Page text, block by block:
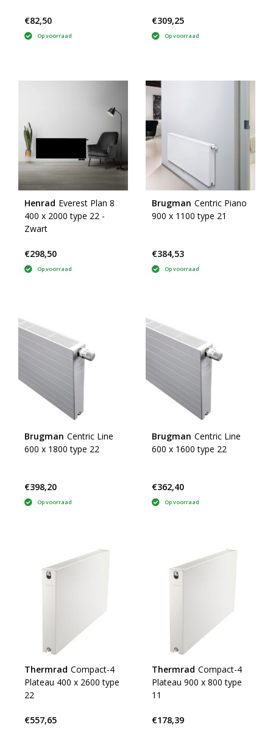
€82,50
Op voorraad
€309,25
Op voorraad
Henrad Everest Plan 8
400 x 2000 type 22 -
Zwart
€298,50
Op voorraad
Brugman Centric Piano
900 x 1100 type 21
€384,53
Op voorraad
Brugman Centric Line
600 x 1800 type 22
€398,20
Op voorraad
Brugman Centric Line
600 x 1600 type 22
€362,40
Op voorraad
Thermrad Compact-4
Plateau 400 x 2600 type
22
€557,65
Thermrad Compact-4
Plateau 900 x 800 type
11
€178,39